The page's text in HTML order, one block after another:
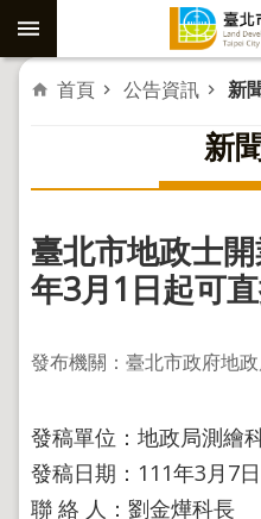
跳到主要內容區塊
進
社
公
共
工
首頁 公告資訊 新
新
臺北市地政士
年3月1日起可
發布機關：臺北市政府地
發稿單位：地政局測繪
發稿日期：111年3月7日
聯 絡 人：劉金燁科長